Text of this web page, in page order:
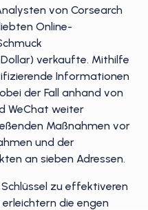
von Corsearch
Online-
verkaufte. Mithilfe
Informationen
der Fall anhand von
WeChat weiter
Maßnahmen vor
und der
an sieben Adressen.
zu effektiveren
die engen